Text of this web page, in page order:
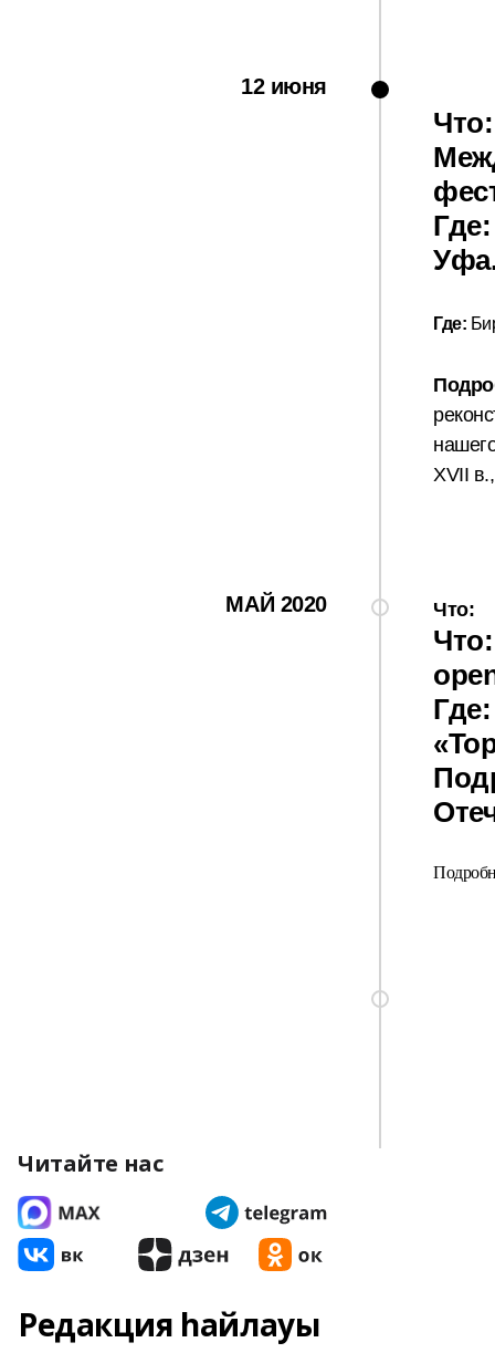
12 июня
Что:
Где:
XVII
МАЙ 2020 Что:
Что:
Читайте нас
Редакция һайлауы